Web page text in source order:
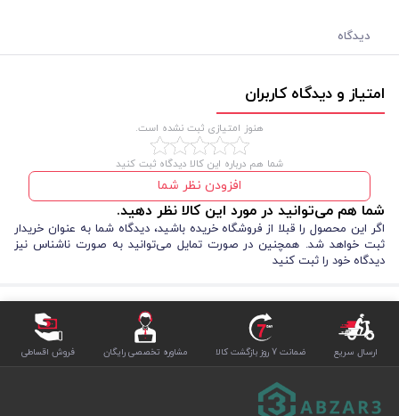
دیدگاه
امتیاز و دیدگاه کاربران
هنوز امتیازی ثبت نشده است.
شما هم درباره این کالا دیدگاه ثبت کنید
افزودن نظر شما
شما هم می‌توانید در مورد این کالا نظر دهید.
اگر این محصول را قبلا از فروشگاه خریده باشید، دیدگاه شما به عنوان خریدار
ثبت خواهد شد. همچنین در صورت تمایل می‌توانید به صورت ناشناس نیز
دیدگاه خود را ثبت کنید
ارسال سریع ضمانت 7 روز بازگشت کالا مشاوره تخصصی رایگان فروش اقساطی